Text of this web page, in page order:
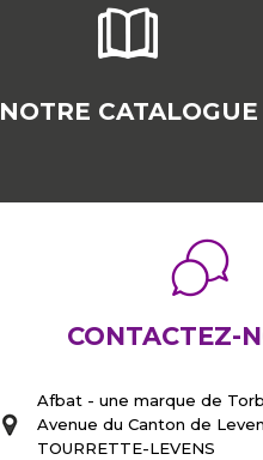
NOTRE CATALOGUE
CONTACTEZ-
Afbat - une marque de
Avenue du Canton de
TOURRETTE-LEVENS